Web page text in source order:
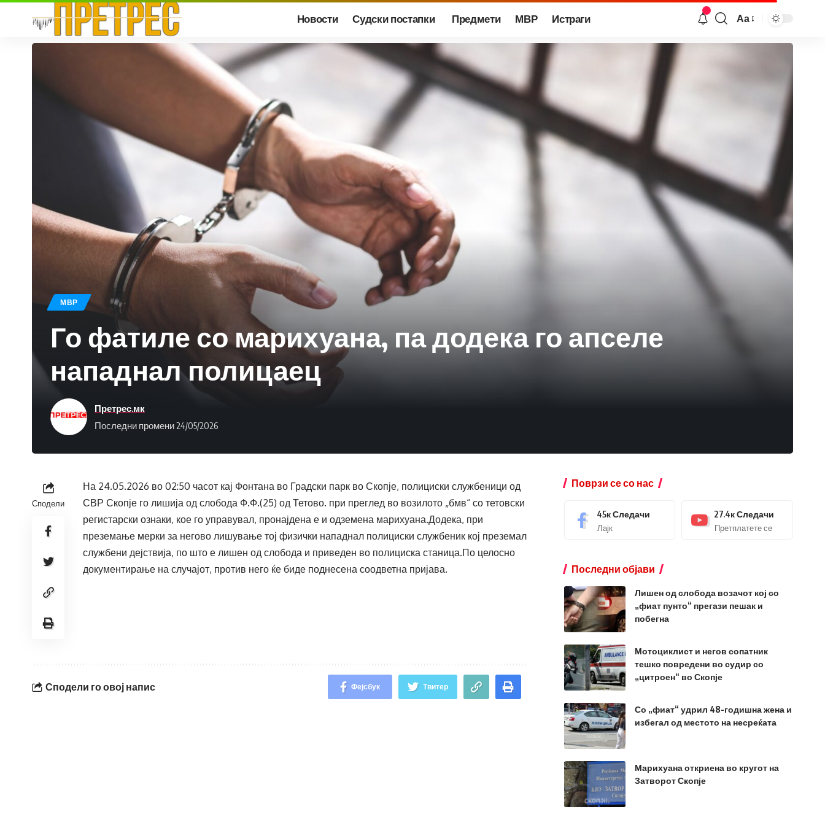
Новости Судски постапки Предмети МВР Истраги Аа
МВР
Го фатиле со марихуана, па додека го апселе
нападнал полицаец
Последни промени 24/05/2026
Претрес.мк
Сподели
На 24.05.2026 во 02:50 часот кај Фонтана во Градски парк во Скопје, полициски службеници од
СВР Скопје го лишија од слобода Ф.Ф.(25) од Тетово. при преглед во возилото „бмв“ со тетовски
регистарски ознаки, кое го управувал, пронајдена е и одземена марихуана.Додека, при
преземање мерки за негово лишување тој физички нападнал полициски службеник кој преземал
службени дејствија, по што е лишен од слобода и приведен во полициска станица.По целосно
документирање на случајот, против него ќе биде поднесена соодветна пријава.
Сподели го овој напис Фејсбук Твитер
Поврзи се со нас
45кСледачи
Лајк
27.4кСледачи
Претплатете се
Последни објави
Лишен од слобода возачот кој со
„фиат пунто“ прегази пешак и
побегна
Мотоциклист и негов сопатник
тешко повредени во судир со
„цитроен“ во Скопје
Со „фиат“ удрил 48-годишна жена и
избегал од местото на несреќата
Марихуана откриена во кругот на
Затворот Скопје